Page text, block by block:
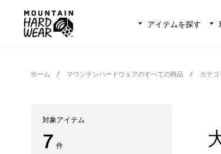
アイテムを探す
ホーム マウンテンハードウェアのすべての商品 カテゴ
対象アイテム
7 件